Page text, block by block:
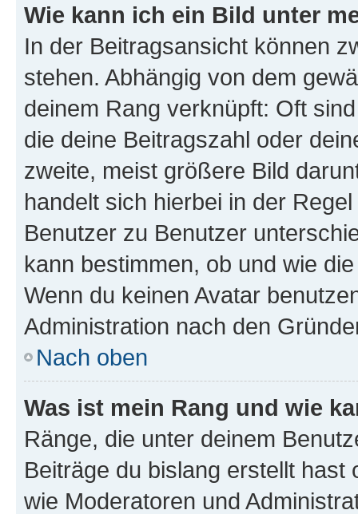
Wie kann ich ein Bild unter
In der Beitragsansicht können
stehen. Abhängig von dem
deinem Rang verknüpft: Oft
die deine Beitragszahl oder
zweite, meist größere Bild
handelt sich hierbei in der
Benutzer zu Benutzer
kann bestimmen, ob und wie
Wenn du keinen Avatar
Administration nach den
Nach oben
Was ist mein Rang und wie
Ränge, die unter deinem
Beiträge du bislang erstellt
wie Moderatoren und